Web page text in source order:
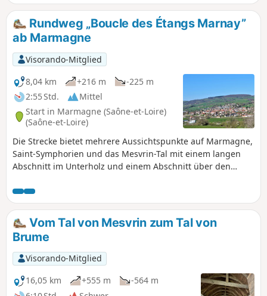
Rundweg „Boucle des Étangs Marnay”
ab Marmagne
Visorando-Mitglied
8,04 km
+216 m
-225 m
2:55 Std.
Mittel
Start in Marmagne (Saône-et-Loire)
(Saône-et-Loire)
Die Strecke bietet mehrere Aussichtspunkte auf Marmagne,
Saint-Symphorien und das Mesvrin-Tal mit einem langen
Abschnitt im Unterholz und einem Abschnitt über den
Vom Tal von Mesvrin zum Tal von
Brume
Visorando-Mitglied
16,05 km
+555 m
-564 m